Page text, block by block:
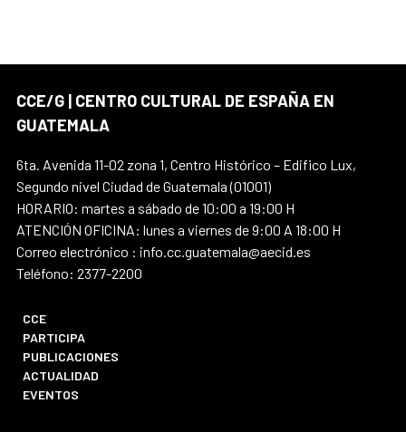
CCE/G | CENTRO CULTURAL DE ESPAÑA EN
GUATEMALA
6ta. Avenida 11-02 zona 1, Centro Histórico – Edifico Lux,
Segundo nivel Ciudad de Guatemala (01001)
HORARIO: martes a sábado de 10:00 a 19:00 H
ATENCIÓN OFICINA: lunes a viernes de 9:00 A 18:00 H
Correo electrónico : info.cc.guatemala@aecid.es
Teléfono: 2377-2200
CCE
PARTICIPA
PUBLICACIONES
ACTUALIDAD
EVENTOS